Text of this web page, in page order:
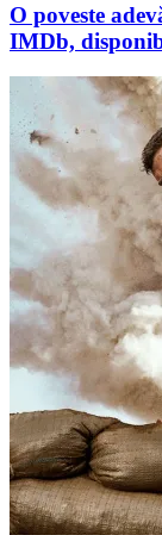
O poveste
IMDb,